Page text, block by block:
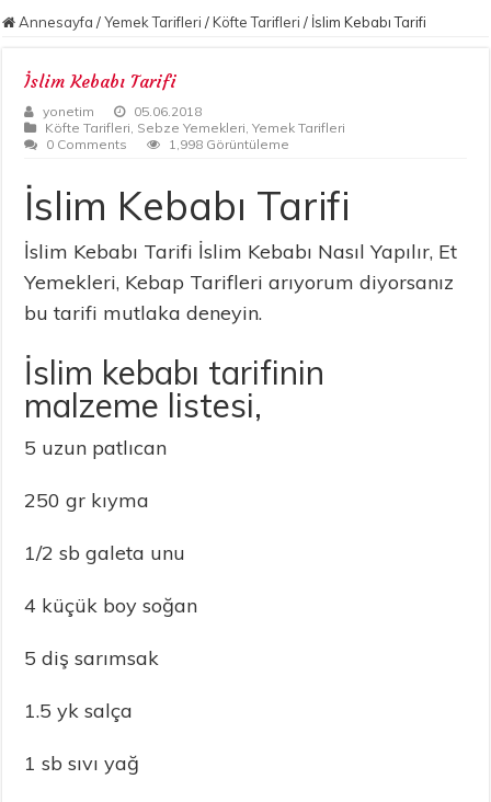
Annesayfa / Yemek Tarifleri / Köfte Tarifleri / İslim Kebabı Tarifi
İslim Kebabı Tarifi
yonetim
05.06.2018
Köfte Tarifleri, Sebze Yemekleri,Yemek Tarifleri
0 Comments
1,998 Görüntüleme
İslim Kebabı Tarifi
İslim Kebabı Tarifi İslim Kebabı Nasıl Yapılır, Et
Yemekleri, Kebap Tarifleri arıyorum diyorsanız
bu tarifi mutlaka deneyin.
İslim kebabı tarifinin
malzeme listesi,
5 uzun patlıcan
250 gr kıyma
1/2 sb galeta unu
4 küçük boy soğan
5 diş sarımsak
1.5 yk salça
1 sb sıvı yağ